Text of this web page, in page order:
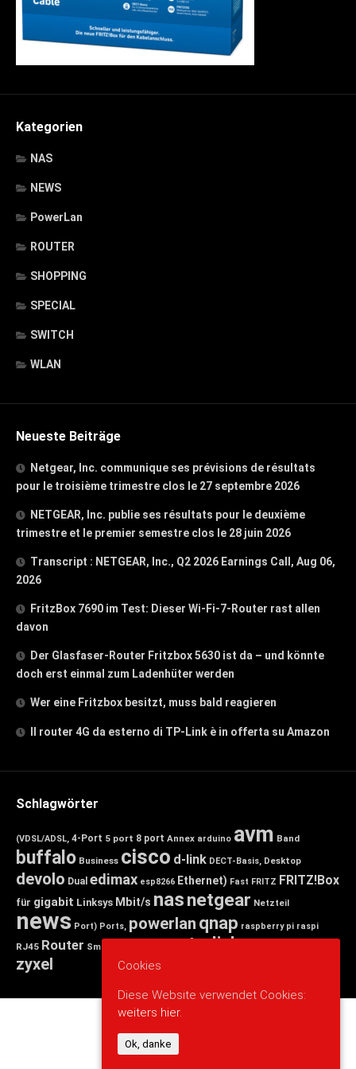
Kategorien
NAS
NEWS
PowerLan
ROUTER
SHOPPING
SPECIAL
SWITCH
WLAN
Neueste Beiträge
Netgear, Inc. communique ses prévisions de résultats
pour le troisième trimestre clos le 27 septembre 2026
NETGEAR, Inc. publie ses résultats pour le deuxième
trimestre et le premier semestre clos le 28 juin 2026
Transcript : NETGEAR, Inc., Q2 2026 Earnings Call, Aug 06,
2026
FritzBox 7690 im Test: Dieser Wi-Fi-7-Router rast allen
davon
Der Glasfaser-Router Fritzbox 5630 ist da – und könnte
doch erst einmal zum Ladenhüter werden
Wer eine Fritzbox besitzt, muss bald reagieren
Il router 4G da esterno di TP-Link è in offerta su Amazon
Schlagwörter
(VDSL/ADSL, 4-Port 5 port 8 port Annex arduino avm Band
buffalo Business cisco d-link DECT-Basis, Desktop
devolo Dual edimax esp8266 Ethernet) Fast FRITZ FRITZ!Box
für gigabit Linksys Mbit/s nasnetgear Netzteil
news Port) Ports, powerlan qnap raspberry pi raspi
RJ45 Router Small tp-link
zyxel Cookies
Diese Website verwendet Cookies:
weiters hier.
Ok, danke